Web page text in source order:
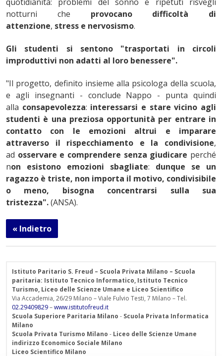
notturni che provocano difficoltà di
attenzione, stress e nervosismo.
Gli studenti si sentono "trasportati in circoli
improduttivi non adatti al loro benessere".
"Il progetto, definito insieme alla psicologa della scuola,
e agli insegnanti - conclude Nappo - punta quindi
alla consapevolezza: interessarsi e stare vicino agli
studenti è una preziosa opportunità per entrare in
contatto con le emozioni altrui e imparare
attraverso il rispecchiamento e la condivisione,
ad osservare e comprendere senza giudicare perché
non esistono emozioni sbagliate: dunque se un
ragazzo è triste, non importa il motivo, condivisibile
o meno, bisogna concentrarsi sulla sua
tristezza".(ANSA).
« Indietro
Istituto Paritario S. Freud – Scuola Privata Milano – Scuola
paritaria: Istituto Tecnico Informatico, Istituto Tecnico
Turismo, Liceo delle Scienze Umane e Liceo Scientifico
Via Accademia, 26/29 Milano – Viale Fulvio Testi, 7 Milano – Tel.
02.29409829–www.istitutofreud.it
Scuola Superiore Paritaria Milano - Scuola Privata Informatica
Milano
Scuola Privata Turismo Milano - Liceo delle Scienze Umane
indirizzo Economico Sociale Milano
Liceo Scientifico Milano